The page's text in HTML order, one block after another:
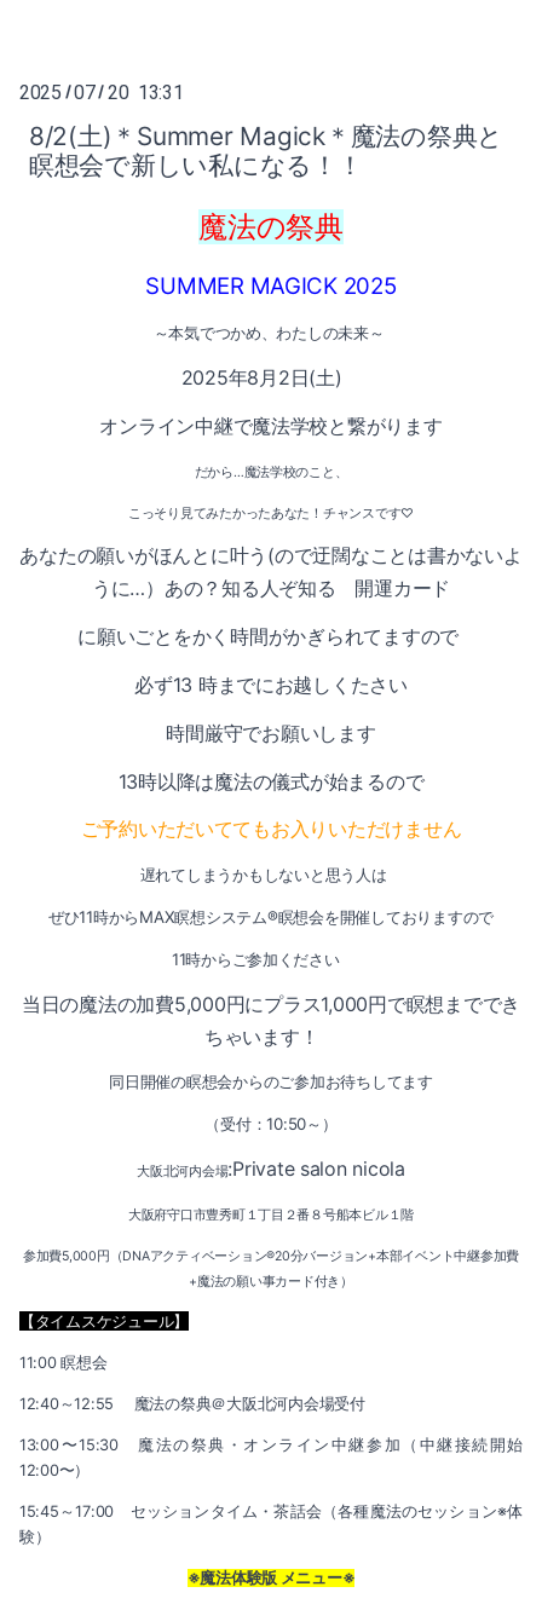
2025 /07/ 20 13:31
8/2(土)＊Summer Magick＊魔法の祭典と
瞑想会で新しい私になる！！
魔法の祭典
SUMMER MAGICK 2025
～本気でつかめ、わたしの未来～
2025年8月2日(土)
オンライン中継で魔法学校と繋がります
だから…魔法学校のこと、
こっそり見てみたかったあなた！チャンスです♡
あなたの願いがほんとに叶う(ので迂闊なことは書かないよ
うに…）あの？知る人ぞ知る 開運カード
に願いごとをかく時間がかぎられてますので
必ず13 時までにお越しくたさい
時間厳守でお願いします
13時以降は魔法の儀式が始まるので
ご予約いただいててもお入りいただけません
遅れてしまうかもしないと思う人は
ぜひ11時からMAX瞑想システム®瞑想会を開催しておりますので
11時からご参加ください
当 日の魔法の加費5,000円にプラス1,000円で瞑想まででき
ちゃいます！
同日開催の瞑想会からのご参加お待ちしてます
（受付：10:50～）
大阪北河内会場:Private salon nicola
大阪府守口市豊秀町１丁目２番８号船本ビル１階
参加費5,000円（DNAアクティベーション®20分バージョン+本部イベント中継参加費
+魔法の願い事カード付き）
【タイムスケジュール】
11:00 瞑想会
12:40～12:55 魔法の祭典＠大阪北河内会場受付
13:00〜15:30 魔法の祭典・オンライン中継参加（中継接続開始
12:00〜）
15:45～17:00 セッションタイム・茶話会（各種魔法のセッション※体
験）
※魔法体験版 メニュー※